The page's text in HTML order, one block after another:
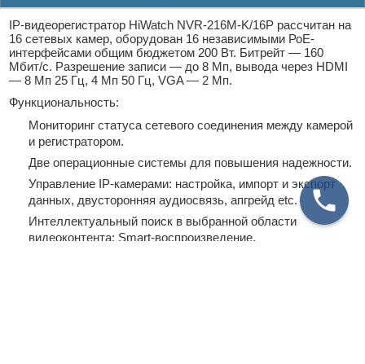
IP-видеорегистратор HiWatch NVR-216M-K/16P рассчитан на
16 сетевых камер, оборудован 16 независимыми РоЕ-
интерфейсами общим бюджетом 200 Вт. Битрейт — 160
Мбит/с. Разрешение записи — до 8 Мп, вывода через HDMI
— 8 Мп 25 Гц, 4 Мп 50 Гц, VGA — 2 Мп.
Функциональность:
Мониторинг статуса сетевого соединения между камерой
и регистратором.
Две операционные системы для повышения надежности.
Управление IP-камерами: настройка, импорт и экспорт
данных, двусторонняя аудиосвязь, апгрейд etc.
Интеллектуальный поиск в выбранной области
видеоконтента; Smart-воспроизведение.